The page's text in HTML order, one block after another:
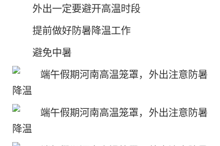
外出一定要避开高温时段
提前做好防暑降温工作
避免中暑